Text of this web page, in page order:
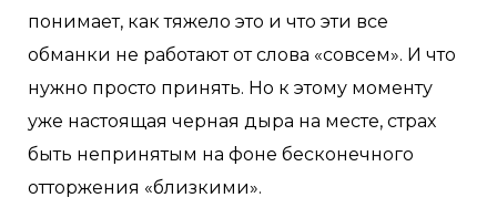
понимает, как тяжело это и что эти все
обманки не работают от слова «совсем». И что
нужно просто принять. Но к этому моменту
уже настоящая черная дыра на месте, страх
быть непринятым на фоне бесконечного
отторжения «близкими».